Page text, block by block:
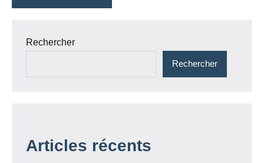
Rechercher
Rechercher
Articles récents